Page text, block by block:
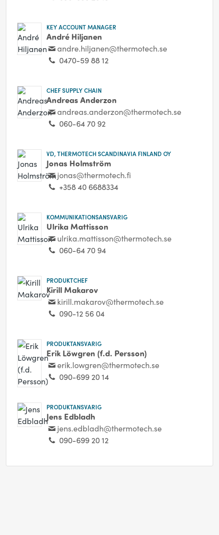
KEY ACCOUNT MANAGER
André Hiljanen
andre.hiljanen@thermotech.se
0470-59 88 12
CHEF SUPPLY CHAIN
Andreas Anderzon
andreas.anderzon@thermotech.se
060-64 70 92
VD, THERMOTECH SCANDINAVIA FINLAND OY
Jonas Holmström
jonas@thermotech.fi
+358 40 6688334
KOMMUNIKATIONSANSVARIG
Ulrika Mattisson
ulrika.mattisson@thermotech.se
060-64 70 94
PRODUKTCHEF
Kirill Makarov
kirill.makarov@thermotech.se
090-12 56 04
PRODUKTANSVARIG
Erik Löwgren (f.d. Persson)
erik.lowgren@thermotech.se
090-699 20 14
PRODUKTANSVARIG
Jens Edbladh
jens.edbladh@thermotech.se
090-699 20 12